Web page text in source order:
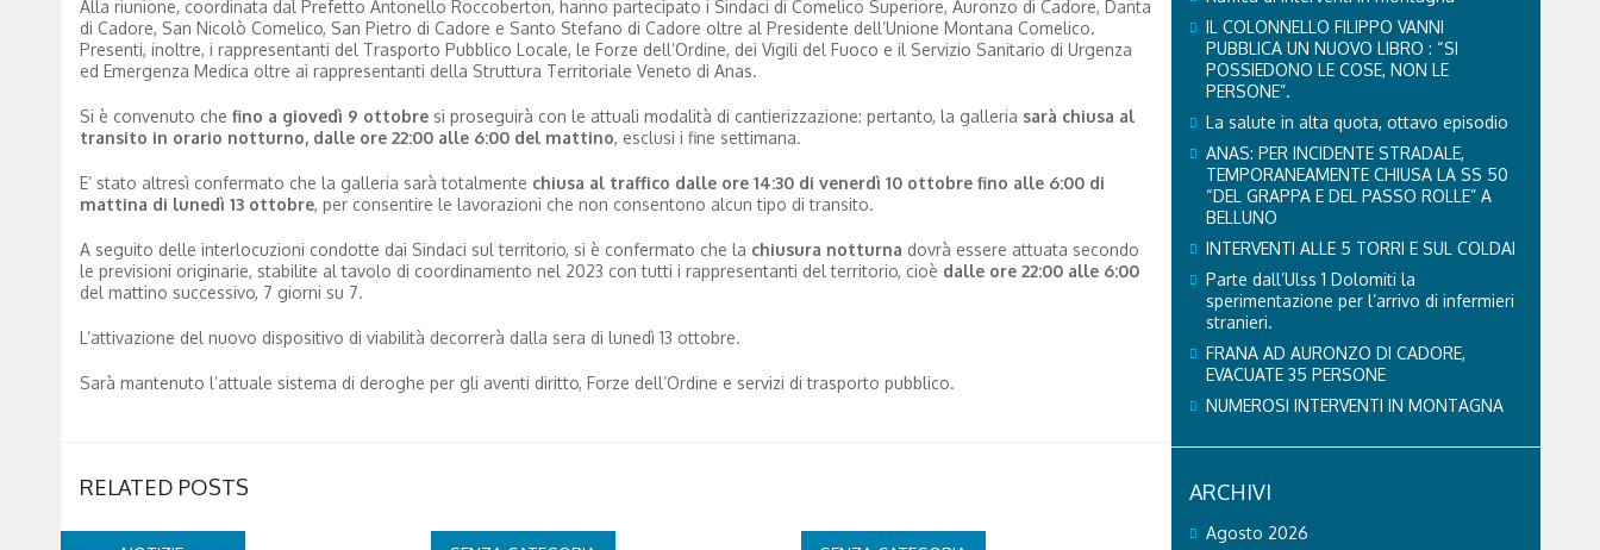
Alla riunione, coordinata dal Prefetto Antonello Roccoberton, hanno partecipato i Sindaci di Comelico Superiore, Auronzo di Cadore, Danta
di Cadore, San Nicolò Comelico, San Pietro di Cadore e Santo Stefano di Cadore oltre al Presidente dell’Unione Montana Comelico.
Presenti, inoltre, i rappresentanti del Trasporto Pubblico Locale, le Forze dell’Ordine, dei Vigili del Fuoco e il Servizio Sanitario di Urgenza
ed Emergenza Medica oltre ai rappresentanti della Struttura Territoriale Veneto di Anas.
Si è convenuto che fino a giovedì 9 ottobresi proseguirà con le attuali modalità di cantierizzazione: pertanto, la galleria sarà chiusa al
transito in orario notturno, dalle ore 22:00 alle 6:00 del mattino, esclusi i fine settimana.
E’ stato altresì confermato che la galleria sarà totalmente chiusa al traffico dalle ore 14:30 di venerdì 10 ottobre fino alle 6:00 di
mattina di lunedì 13 ottobre, per consentire le lavorazioni che non consentono alcun tipo di transito.
A seguito delle interlocuzioni condotte dai Sindaci sul territorio, si è confermato che la chiusura notturna dovrà essere attuata secondo
le previsioni originarie, stabilite al tavolo di coordinamento nel 2023 con tutti i rappresentanti del territorio, cioè dalle ore 22:00 alle 6:00
del mattino successivo, 7 giorni su 7.
L’attivazione del nuovo dispositivo di viabilità decorrerà dalla sera di lunedì 13 ottobre.
Sarà mantenuto l’attuale sistema di deroghe per gli aventi diritto, Forze dell’Ordine e servizi di trasporto pubblico.
RELATED POSTS
IL COLONNELLO FILIPPO VANNI
PUBBLICA UN NUOVO LIBRO : “SI
POSSIEDONO LE COSE, NON LE
PERSONE”.
La salute in alta quota, ottavo episodio
ANAS: PER INCIDENTE STRADALE,
TEMPORANEAMENTE CHIUSA LA SS 50
“DEL GRAPPA E DEL PASSO ROLLE” A
BELLUNO
INTERVENTI ALLE 5 TORRI E SUL COLDAI
Parte dall’Ulss 1 Dolomiti la
sperimentazione per l’arrivo di infermieri
stranieri.
FRANA AD AURONZO DI CADORE,
EVACUATE 35 PERSONE
NUMEROSI INTERVENTI IN MONTAGNA
ARCHIVI
Agosto 2026